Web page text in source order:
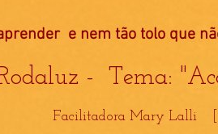
e nem tão tolo que
- Tema:
Facilitadora Mary Lalli